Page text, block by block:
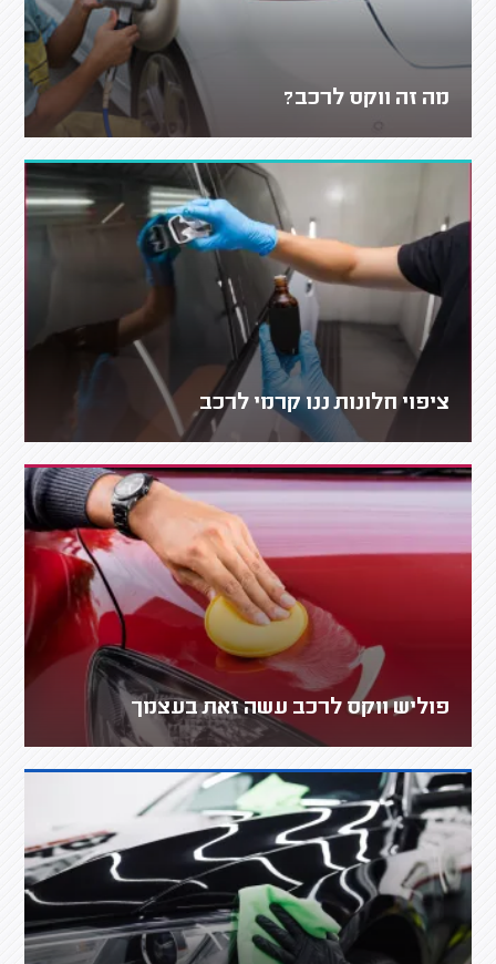
מה זה ווקס לרכב?
ציפוי חלונות ננו קרמי לרכב
פוליש ווקס לרכב עשה זאת בעצמך